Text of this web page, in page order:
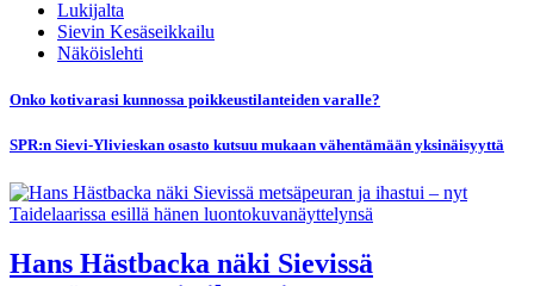
Lukijalta
Sievin Kesäseikkailu
Näköislehti
Onko kotivarasi kunnossa poikkeustilanteiden varalle?
SPR:n Sievi-Ylivieskan osasto kutsuu mukaan vähentämään yksinäisyyttä
Hans Hästbacka näki Sievissä